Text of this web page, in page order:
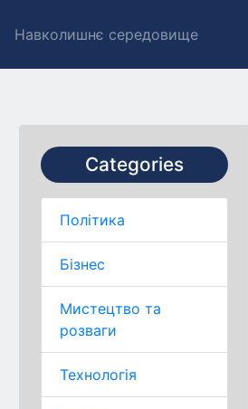
Навколишнє середовище
Categories
Політика
Бізнес
Мистецтво та
розваги
Технологія